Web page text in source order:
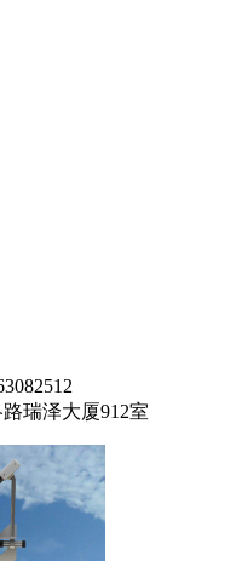
瑞泽大厦912室